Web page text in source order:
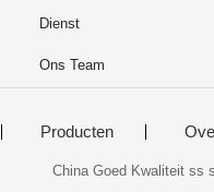
Dienst
Ons Team
Producten
China Goed Kwaliteit ss